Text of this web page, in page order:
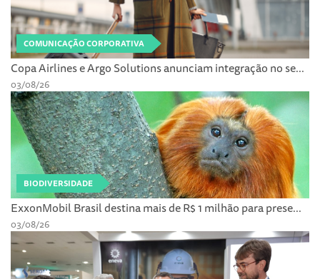
COMUNICAÇÃO CORPORATIVA
Copa Airlines e Argo Solutions anunciam integração no se...
03/08/26
BIODIVERSIDADE
ExxonMobil Brasil destina mais de R$ 1 milhão para prese...
03/08/26